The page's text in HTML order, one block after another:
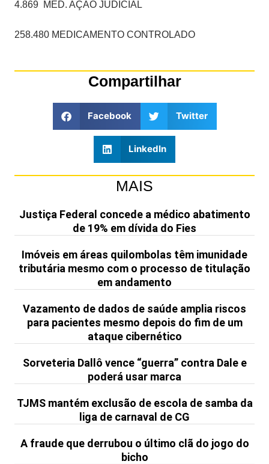
4.869 MED. AÇÃO JUDICIAL
258.480 MEDICAMENTO CONTROLADO
Compartilhar
Facebook Twitter
LinkedIn
MAIS
Justiça Federal concede a médico abatimento
de 19% em dívida do Fies
Imóveis em áreas quilombolas têm imunidade
tributária mesmo com o processo de titulação
em andamento
Vazamento de dados de saúde amplia riscos
para pacientes mesmo depois do fim de um
ataque cibernético
Sorveteria Dallô vence “guerra” contra Dale e
poderá usar marca
TJMS mantém exclusão de escola de samba da
liga de carnaval de CG
A fraude que derrubou o último clã do jogo do
bicho